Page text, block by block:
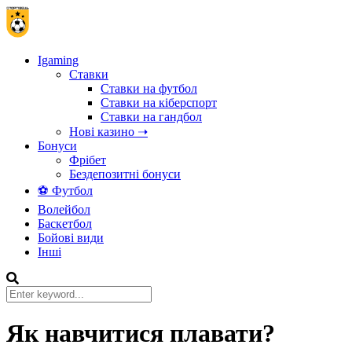
Igaming
Ставки
Ставки на футбол
Ставки на кіберспорт
Ставки на гандбол
Нові казино ➝
Бонуси
Фрібет
Бездепозитні бонуси
⚽ Футбол
Волейбол
Баскетбол
Бойові види
Інші
Як навчитися плавати?